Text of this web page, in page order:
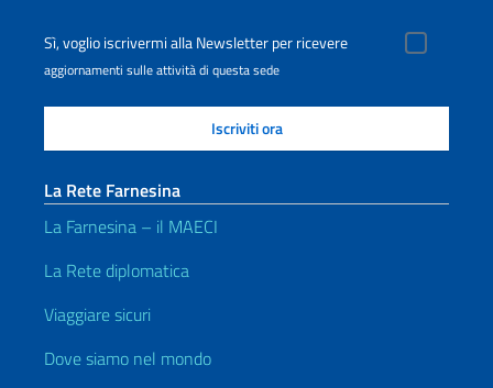
Sì, voglio iscrivermi alla Newsletter per ricevere
aggiornamenti sulle attività di questa sede
La Rete Farnesina
La Farnesina – il MAECI
La Rete diplomatica
Viaggiare sicuri
Dove siamo nel mondo